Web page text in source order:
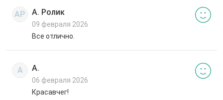
АР А. Ролик
09 февраля 2026
Все отлично.
А А.
06 февраля 2026
Красавчег!